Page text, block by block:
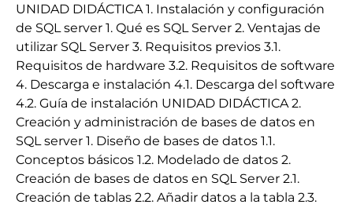
UNIDAD DIDÁCTICA 1. Instalación y configuración
de SQL server 1. Qué es SQL Server 2. Ventajas de
utilizar SQL Server 3. Requisitos previos 3.1.
Requisitos de hardware 3.2. Requisitos de software
4. Descarga e instalación 4.1. Descarga del software
4.2. Guía de instalación UNIDAD DIDÁCTICA 2.
Creación y administración de bases de datos en
SQL server 1. Diseño de bases de datos 1.1.
Conceptos básicos 1.2. Modelado de datos 2.
Creación de bases de datos en SQL Server 2.1.
Creación de tablas 2.2. Añadir datos a la tabla 2.3.